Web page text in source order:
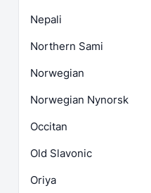
Nepali
Northern Sami
Norwegian
Norwegian Nynorsk
Occitan
Old Slavonic
Oriya